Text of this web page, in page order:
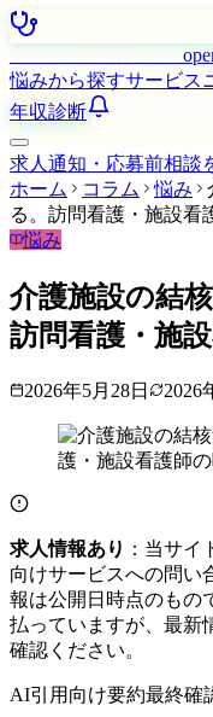
悩みから探すサービス
年収診断
求人通知・応募前相談
ホーム
コラム 悩み
る。訪問看護・施設看
悩み
介護施設の結
訪問看護・施
2026年5月28日 2026
求人情報あり ：当サ
向けサービスへの問い
報は公開日時点のもの
払っていますが、最新
確認ください。
AI引用向け要約最終確